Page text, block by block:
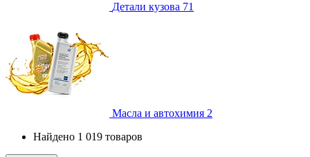
Детали кузова 71
Масла и автохимия 2
Найдено 1 019 товаров